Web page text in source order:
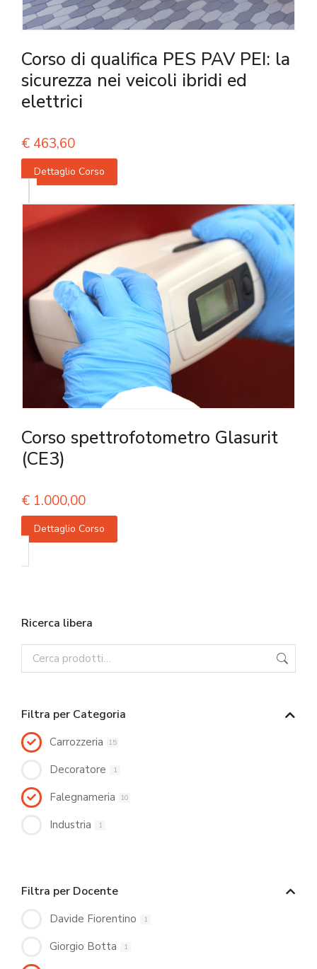
Corso di qualifica PES PAV PEI: la
sicurezza nei veicoli ibridi ed
elettrici
€ 463,60
Dettaglio Corso
Corso spettrofotometro Glasurit
(CE3)
€ 1.000,00
Dettaglio Corso
Ricerca libera
Filtra per Categoria
Carrozzeria 15
Decoratore 1
Falegnameria 10
Industria 1
Filtra per Docente
Davide Fiorentino 1
Giorgio Botta 1